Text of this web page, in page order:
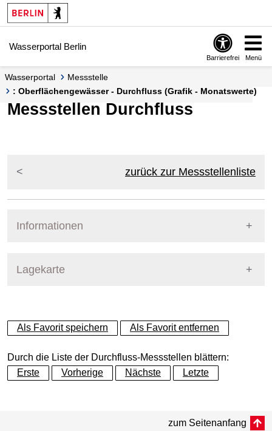
Springe zur Navigation
Springe zum Inhalt
Wasserportal Berlin
Barrierefrei Menü
Wasserportal
Messstelle
: Oberflächengewässer - Durchfluss (Grafik - Monatswerte)
Messstellen Durchfluss
zurück zur Messstellenliste
Informationen
Lagekarte
+
−
Als Favorit speichern Als Favorit entfernen
Durch die Liste der Durchfluss-Messstellen blättern:
Erste
Vorherige Nächste Letzte
zum Seitenanfang